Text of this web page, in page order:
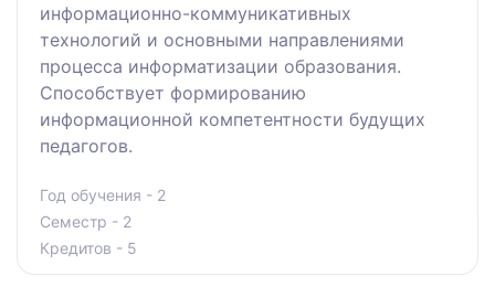
информационно-коммуникативных
технологий и основными направлениями
процесса информатизации образования.
Способствует формированию
информационной компетентности будущих
педагогов.
Год обучения - 2
Семестр - 2
Кредитов - 5